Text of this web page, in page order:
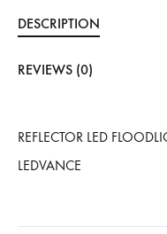
DESCRIPTION
REVIEWS (0)
REFLECTOR LED
LEDVANCE